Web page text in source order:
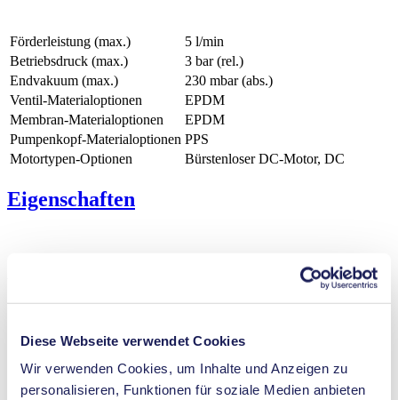
Diese Webseite verwendet Cookies
Wir verwenden Cookies, um Inhalte und Anzeigen zu
personalisieren, Funktionen für soziale Medien anbieten
Förderleistung (max.)
5 l/min
Betriebsdruck (max.)
3 bar (rel.)
Endvakuum (max.)
230 mbar (abs.)
Ventil-Materialoptionen
EPDM
Membran-Materialoptionen
EPDM
Pumpenkopf‑Materialoptionen PPS
Motortypen-Optionen
Bürstenloser DC-Motor, DC
Eigenschaften
Gutes Leistungs- zu Größenverhältnis
Ruhiger und schwingungsarmer Lauf
Kontaminationsfreie Förderung
Wartungsfrei